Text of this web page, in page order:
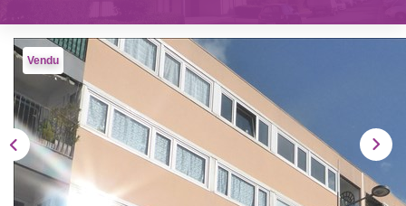
CONTACT
Vendu